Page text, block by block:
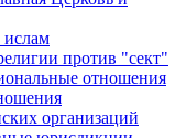
ислам
против "сект"
отношения
организаций